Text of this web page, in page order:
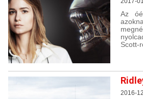
Az
Scott-
2016-